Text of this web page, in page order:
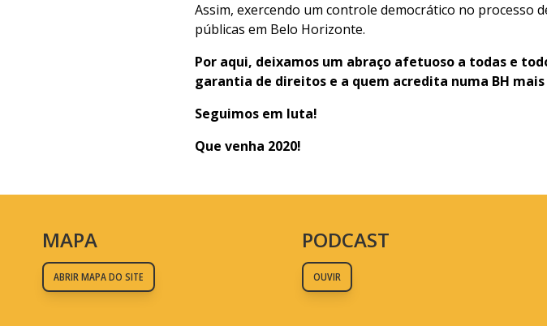
Assim, exercendo um controle democrático no processo
públicas em Belo Horizonte.
Por aqui, deixamos um abraço afetuoso a todas e
garantia de direitos e a quem acredita numa BH
Seguimos em luta!
Que venha 2020!
MAPA
ABRIR MAPA DO SITE
PODCAST
OUVIR